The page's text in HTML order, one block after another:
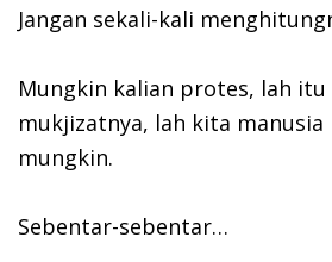
Jangan sekali-kali
Mungkin kalian protes, lah itu
mukjizatnya, lah kita manusia
mungkin.
Sebentar-sebentar…